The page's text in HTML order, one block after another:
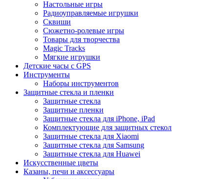
Настольные игры
Радиоуправляемые игрушки
Сквиши
Сюжетно-ролевые игры
Товары для творчества
Magic Tracks
Мягкие игрушки
Детские часы с GPS
Инструменты
Наборы инструментов
Защитные стекла и пленки
Защитные стекла
Защитные пленки
Защитные стекла для iPhone, iPad
Комплектующие для защитных стекол
Защитные стекла для Xiaomi
Защитные стекла для Samsung
Защитные стекла для Huawei
Искусственные цветы
Казаны, печи и аксессуары